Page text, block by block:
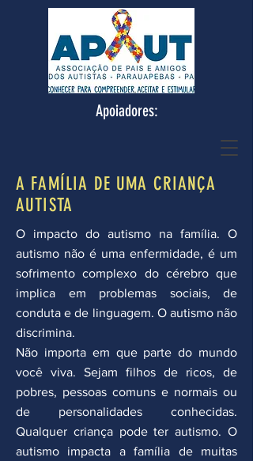
Apoiadores:
A FAMÍLIA DE UMA CRIANÇA
AUTISTA
O impacto do autismo na família. O
autismo não é uma enfermidade, é um
sofrimento complexo do cérebro que
implica em problemas sociais, de
conduta e de linguagem. O autismo não
discrimina.
Não importa em que parte do mundo
você viva. Sejam filhos de ricos, de
pobres, pessoas comuns e normais ou
de personalidades conhecidas.
Qualquer criança pode ter autismo. O
autismo impacta a família de muitas